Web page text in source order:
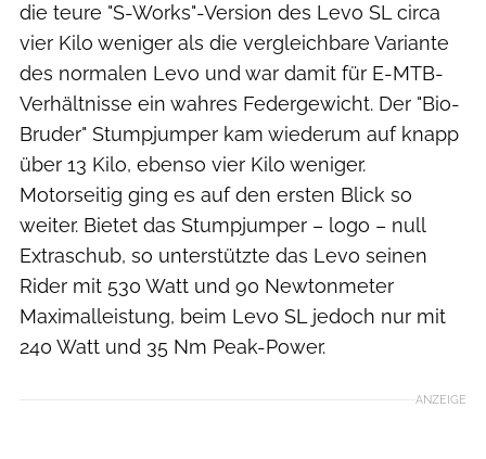
die teure "S-Works"-Version des Levo SL circa
vier Kilo weniger als die vergleichbare Variante
des normalen Levo und war damit für E-MTB-
Verhältnisse ein wahres Federgewicht. Der "Bio-
Bruder" Stumpjumper kam wiederum auf knapp
über 13 Kilo, ebenso vier Kilo weniger.
Motorseitig ging es auf den ersten Blick so
weiter. Bietet das Stumpjumper – logo – null
Extraschub, so unterstützte das Levo seinen
Rider mit 530 Watt und 90 Newtonmeter
Maximalleistung, beim Levo SL jedoch nur mit
240 Watt und 35 Nm Peak-Power.
ANZEIGE